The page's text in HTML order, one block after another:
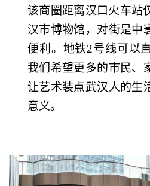
该商圈距离汉口火车站
汉市博物馆，对街是中
便利。地铁2号线可以
我们希望更多的市民、
让艺术装点武汉人的生
意义。